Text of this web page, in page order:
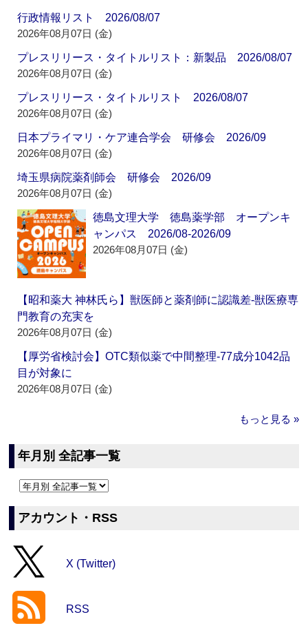
行政情報リスト 2026/08/07
2026年08月07日 (金)
プレスリリース・タイトルリスト：新製品 2026/08/07
2026年08月07日 (金)
プレスリリース・タイトルリスト 2026/08/07
2026年08月07日 (金)
日本プライマリ・ケア連合学会 研修会 2026/09
2026年08月07日 (金)
埼玉県病院薬剤師会 研修会 2026/09
2026年08月07日 (金)
徳島文理大学 徳島薬学部 オープンキ
ャンパス 2026/08-2026/09
2026年08月07日 (金)
【昭和薬大 神林氏ら】獣医師と薬剤師に認識差‐獣医療専
門教育の充実を
2026年08月07日 (金)
【厚労省検討会】OTC類似薬で中間整理‐77成分1042品
目が対象に
2026年08月07日 (金)
もっと見る »
年月別 全記事一覧
アカウント・RSS
X (Twitter)
RSS